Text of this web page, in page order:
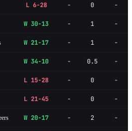
L 6-28 - 0 -
W 30-13 - 1 -
W 21-17 - 1 -
W 34-10 - 0.5 -
L 15-28 - 0 -
L 21-45 - 0 -
W 20-17 - 2 -